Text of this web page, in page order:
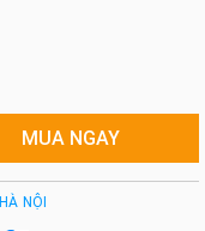
MUA NGAY
NỘI